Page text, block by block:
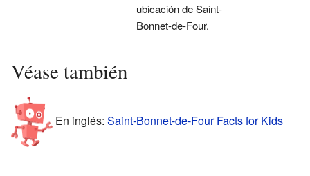
ubicación de Saint-
Bonnet-de-Four.
Véase también
En inglés: Saint-Bonnet-de-Four Facts for Kids